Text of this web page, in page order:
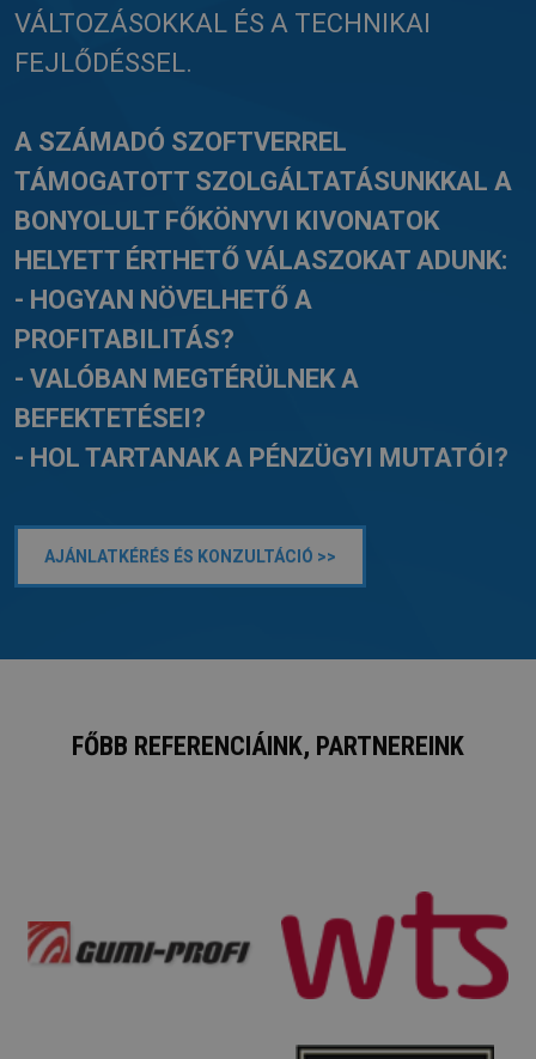
VÁLTOZÁSOKKAL ÉS A TECHNIKAI
FEJLŐDÉSSEL.
A SZÁMADÓ SZOFTVERREL
TÁMOGATOTT SZOLGÁLTATÁSUNKKAL A
BONYOLULT FŐKÖNYVI KIVONATOK
HELYETT ÉRTHETŐ VÁLASZOKAT ADUNK:
- HOGYAN NÖVELHETŐ A
PROFITABILITÁS?
- VALÓBAN MEGTÉRÜLNEK A
BEFEKTETÉSEI?
- HOL TARTANAK A PÉNZÜGYI MUTATÓI?
AJÁNLATKÉRÉS ÉS KONZULTÁCIÓ >>
FŐBB REFERENCIÁINK, PARTNEREINK